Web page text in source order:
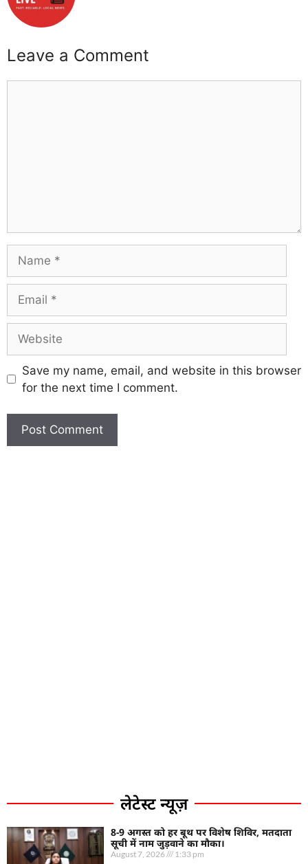
लेटेस्ट न्यूज़
8-9 अगस्त को हर बूथ पर विशेष शिविर, मतदाता
सूची में नाम जुड़वाने का मौका।
August 7, 2026 1:33 pm
Leave a Comment
Save my name, email, and website in this browser
for the next time I comment.